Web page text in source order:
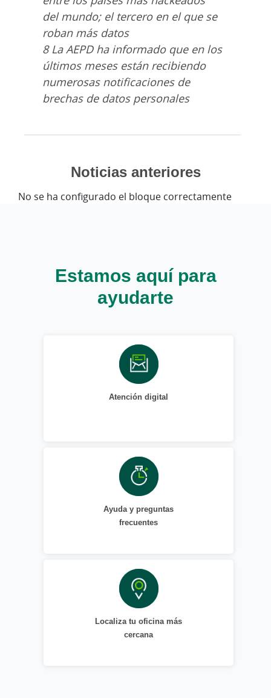
del mundo; el tercero en el que se
roban más datos
8 La AEPD ha informado que en los
últimos meses están recibiendo
numerosas notificaciones de
brechas de datos personales
Noticias anteriores
No se ha configurado el bloque correctamente
Estamos aquí para
ayudarte
Atención digital
Ayuda y preguntas
frecuentes
Localiza tu oficina más
cercana